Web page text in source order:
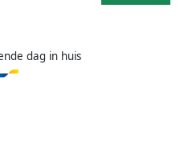
dag in huis